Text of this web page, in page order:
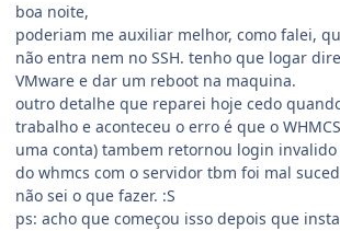
boa noite,
poderiam me auxiliar melhor, como falei,
não entra nem no SSH. tenho que logar
VMware e dar um reboot na maquina.
outro detalhe que reparei hoje cedo
trabalho e aconteceu o erro é que o
uma conta) tambem retornou login invalido
do whmcs com o servidor tbm foi mal
não sei o que fazer. :S
ps: acho que começou isso depois que